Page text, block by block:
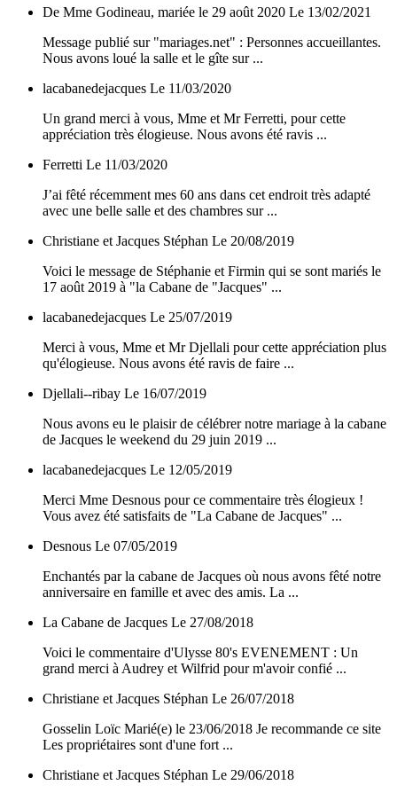
De Mme Godineau, mariée le 29 août 2020 Le 13/02/2021
Message publié sur "mariages.net" : Personnes accueillantes.
Nous avons loué la salle et le gîte sur ...
lacabanedejacques Le 11/03/2020
Un grand merci à vous, Mme et Mr Ferretti, pour cette
appréciation très élogieuse. Nous avons été ravis ...
Ferretti Le 11/03/2020
J’ai fêté récemment mes 60 ans dans cet endroit très adapté
avec une belle salle et des chambres sur ...
Christiane et Jacques Stéphan Le 20/08/2019
Voici le message de Stéphanie et Firmin qui se sont mariés le
17 août 2019 à "la Cabane de "Jacques" ...
lacabanedejacques Le 25/07/2019
Merci à vous, Mme et Mr Djellali pour cette appréciation plus
qu'élogieuse. Nous avons été ravis de faire ...
Djellali--ribay Le 16/07/2019
Nous avons eu le plaisir de célébrer notre mariage à la cabane
de Jacques le weekend du 29 juin 2019 ...
lacabanedejacques Le 12/05/2019
Merci Mme Desnous pour ce commentaire très élogieux !
Vous avez été satisfaits de "La Cabane de Jacques" ...
Desnous Le 07/05/2019
Enchantés par la cabane de Jacques où nous avons fêté notre
anniversaire en famille et avec des amis. La ...
La Cabane de Jacques Le 27/08/2018
Voici le commentaire d'Ulysse 80's EVENEMENT : Un
grand merci à Audrey et Wilfrid pour m'avoir confié ...
Christiane et Jacques Stéphan Le 26/07/2018
Gosselin Loïc Marié(e) le 23/06/2018 Je recommande ce site
Les propriétaires sont d'une fort ...
Christiane et Jacques Stéphan Le 29/06/2018